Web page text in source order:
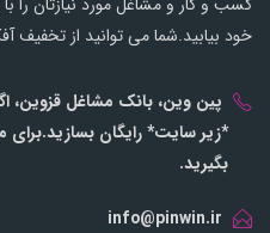
خود بیابید.شما می توانید از تخفیف
پین وین، بانک مشاغل قزوین،
*زیر سایت* رایگان بسازید.برای
بگیرید.
info@pinwin.ir